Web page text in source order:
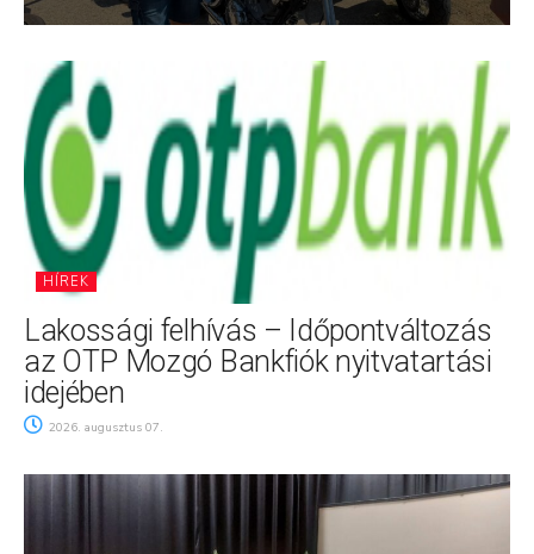
HÍREK
Lakossági felhívás – Időpontváltozás
az OTP Mozgó Bankfiók nyitvatartási
idejében
2026. augusztus 07.